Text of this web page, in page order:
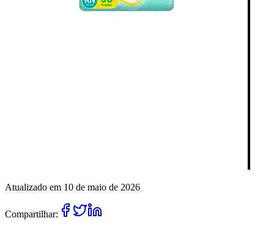
Atualizado em 10 de maio de 2026
Compartilhar: